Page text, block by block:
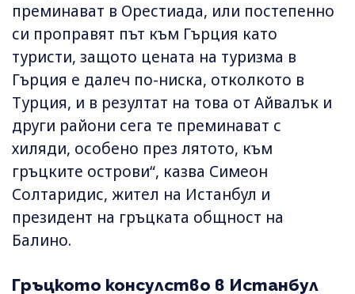
преминават в Орестиада, или постепенно
си проправят път към Гърция като
туристи, защото цената на туризма в
Гърция е далеч по-ниска, отколкото в
Турция, и в резултат на това от Айвалък и
други райони сега те преминават с
хиляди, особено през лятото, към
гръцките острови“, казва Симеон
Солтаридис, жител на Истанбул и
президент на гръцката общност на
Балино.
Гръцкото консулство в Истанбул